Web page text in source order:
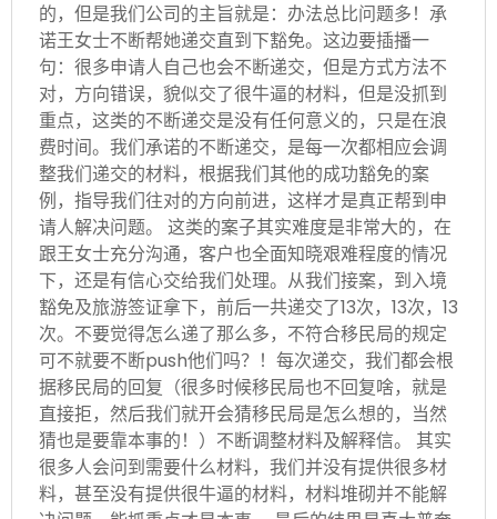
的，但是我们公司的主旨就是：办法总比问题多！承
诺王女士不断帮她递交直到下豁免。这边要插播一
句：很多申请人自己也会不断递交，但是方式方法不
对，方向错误，貌似交了很牛逼的材料，但是没抓到
重点，这类的不断递交是没有任何意义的，只是在浪
费时间。我们承诺的不断递交，是每一次都相应会调
整我们递交的材料，根据我们其他的成功豁免的案
例，指导我们往对的方向前进，这样才是真正帮到申
请人解决问题。 这类的案子其实难度是非常大的，在
跟王女士充分沟通，客户也全面知晓艰难程度的情况
下，还是有信心交给我们处理。从我们接案，到入境
豁免及旅游签证拿下，前后一共递交了13次，13次，13
次。不要觉得怎么递了那么多，不符合移民局的规定
可不就要不断push他们吗？！每次递交，我们都会根
据移民局的回复（很多时候移民局也不回复啥，就是
直接拒，然后我们就开会猜移民局是怎么想的，当然
猜也是要靠本事的！）不断调整材料及解释信。 其实
很多人会问到需要什么材料，我们并没有提供很多材
料，甚至没有提供很牛逼的材料，材料堆砌并不能解